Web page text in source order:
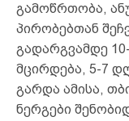
გამოწრთობა,
პირობებთან
გადარგვამდე
მცირდება, 5-7
გარდა ამისა,
ნერგები